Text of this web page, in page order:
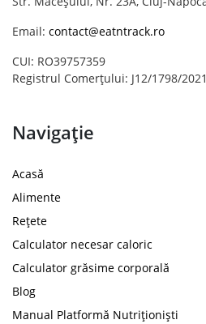
Email: contact@eatntrack.ro
CUI: RO39757359
Registrul Comerțului: J12/1798/2021
Navigație
Acasă
Alimente
Rețete
Calculator necesar caloric
Calculator grăsime corporală
Blog
Manual Platformă Nutriționiști